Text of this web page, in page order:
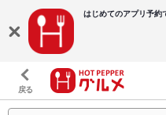
はじめてのアプリ予約
戻る